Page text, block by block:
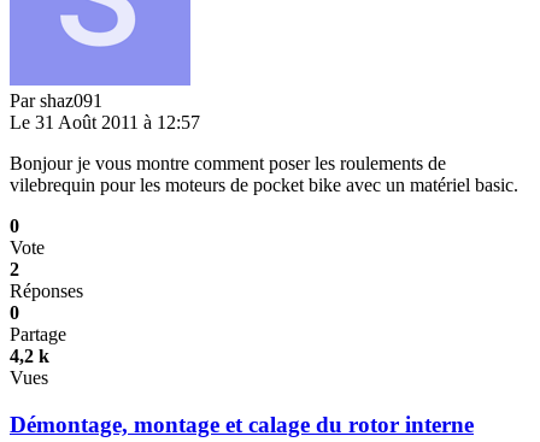
Parshaz091
Le 31 Août 2011 à 12:57
Bonjour je vous montre comment poser les roulements de
vilebrequin pour les moteurs de pocket bike avec un matériel basic.
0
Vote
2
Réponses
0
Partage
4,2 k
Vues
Démontage, montage et calage du rotor interne